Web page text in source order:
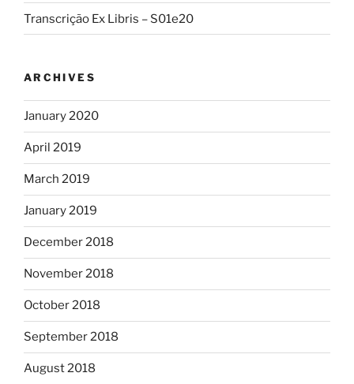
Transcrição Ex Libris – S01e20
ARCHIVES
January 2020
April 2019
March 2019
January 2019
December 2018
November 2018
October 2018
September 2018
August 2018